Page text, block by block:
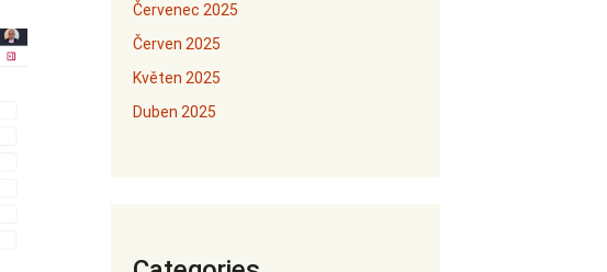
Červenec 2025
Červen 2025
Květen 2025
Duben 2025